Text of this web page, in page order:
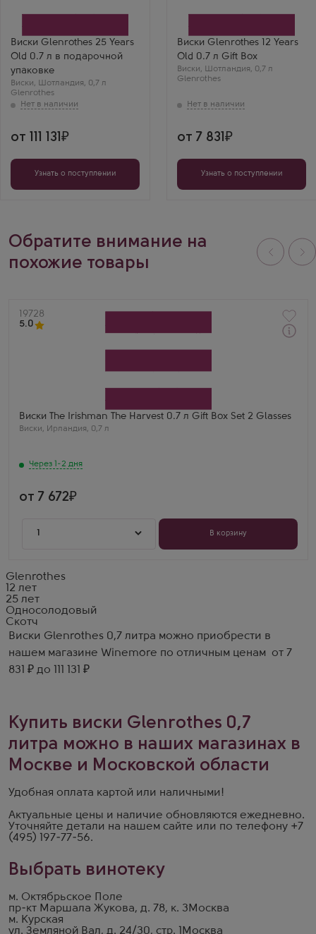
Виски Glenrothes 25 Years
Old 0.7 л в подарочной
упаковке
Виски, Шотландия, 0,7 л
Glenrothes
Glenrothes
Выдержка
25 лет
Денис А.
Уникальный релиз с
мощным характером.
Аромат кожи,
пряностей и дыма,
с долгим медовым
финалом.
от 111 131
Узнать о поступлении
Виски Glenrothes 12 Years
Old 0.7 л Gift Box
Виски, Шотландия, 0,7 л
Glenrothes
Glenrothes
Регион
Спейсайд
Выдержка
12 лет
от 7 831
Узнать о поступлении
Обратите внимание на
похожие товары
Артикул
19728
5.0
Виски The Irishman The Harvest 0.7 л Gift Box Set 2 Glasses
Виски, Ирландия, 0,7 л
Через 1-2 дня
Андрей
The Irishman Harvest Gift Box с бокалами — подарок
мечты! Виски мягкий, с оттенками яблок и мёда.
от 7 672
1 В корзину
Glenrothes
12 лет
25 лет
Односолодовый
Скотч
Виски Glenrothes 0,7 литра можно приобрести в
нашем магазине Winemore по отличным ценам от 7
831 ₽ до 111 131 ₽
Купить виски Glenrothes 0,7
литра можно в наших магазинах в
Москве и Московской области
Удобная оплата картой или наличными!
Актуальные цены и наличие обновляются ежедневно.
Уточняйте детали на нашем сайте или по телефону +7
(495) 197-77-56.
Выбрать винотеку
м. Октябрьское Поле
пр-кт Маршала Жукова, д. 78, к. 3 Москва
м. Курская
ул. Земляной Вал, д. 24/30, стр. 1
Москва